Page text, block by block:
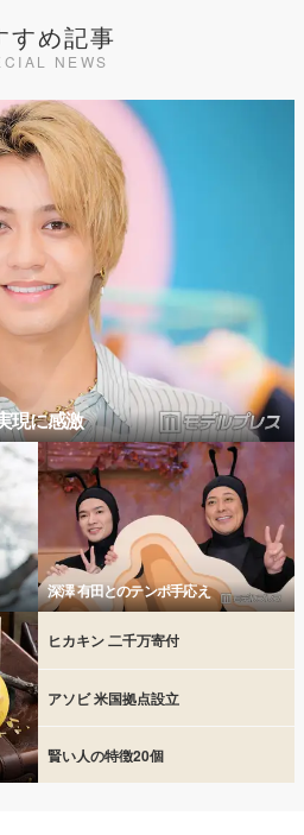
すめ記事
NEWS
現に感激
深澤 有田とのテンポ手応え
ヒカキン 二千万寄付
アソビ 米国拠点設立
賢い人の特徴20個